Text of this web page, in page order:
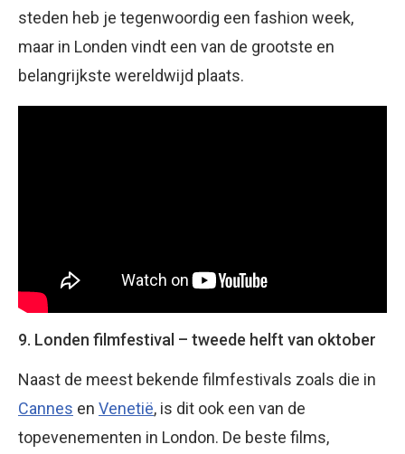
steden heb je tegenwoordig een fashion week,
maar in Londen vindt een van de grootste en
belangrijkste wereldwijd plaats.
9. Londen filmfestival – tweede helft van oktober
Naast de meest bekende filmfestivals zoals die in
Cannes en Venetië, is dit ook een van de
topevenementen in London. De beste films,